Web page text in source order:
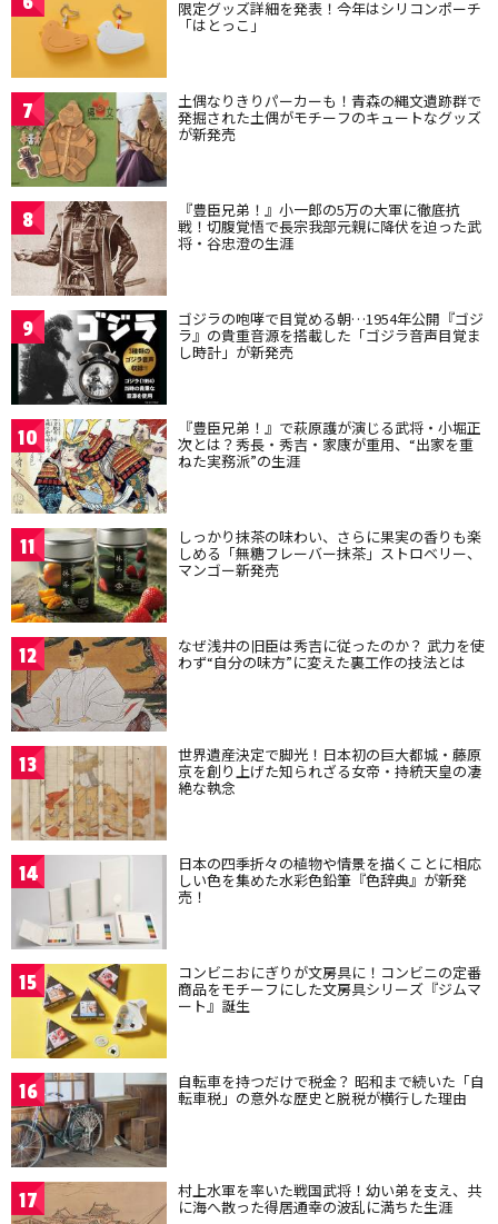
限定グッズ詳細を発表！今年はシリコンポーチ
「はとっこ」
7 土偶なりきりパーカーも！青森の縄文遺跡群で
発掘された土偶がモチーフのキュートなグッズ
が新発売
8 『豊臣兄弟！』小一郎の5万の大軍に徹底抗
戦！切腹覚悟で長宗我部元親に降伏を迫った武
将・谷忠澄の生涯
9 ゴジラの咆哮で目覚める朝…1954年公開『ゴジ
ラ』の貴重音源を搭載した「ゴジラ音声目覚ま
し時計」が新発売
10 『豊臣兄弟！』で萩原護が演じる武将・小堀正
次とは？秀長・秀吉・家康が重用、“出家を重
ねた実務派”の生涯
11 しっかり抹茶の味わい、さらに果実の香りも楽
しめる「無糖フレーバー抹茶」ストロベリー、
マンゴー新発売
12 なぜ浅井の旧臣は秀吉に従ったのか？ 武力を使
わず“自分の味方”に変えた裏工作の技法とは
13 世界遺産決定で脚光！日本初の巨大都城・藤原
京を創り上げた知られざる女帝・持統天皇の凄
絶な執念
14 日本の四季折々の植物や情景を描くことに相応
しい色を集めた水彩色鉛筆『色辞典』が新発
売！
15 コンビニおにぎりが文房具に！コンビニの定番
商品をモチーフにした文房具シリーズ『ジムマ
ート』誕生
16 自転車を持つだけで税金？ 昭和まで続いた「自
転車税」の意外な歴史と脱税が横行した理由
17 村上水軍を率いた戦国武将！幼い弟を支え、共
に海へ散った得居通幸の波乱に満ちた生涯